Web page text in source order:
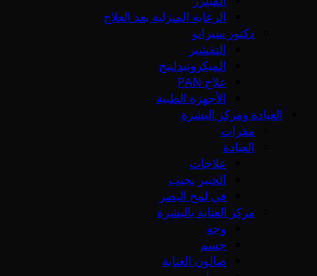
الرعاية المنزلية بعد العلاج
دكتور سيرانو
التقشير
الميكرونيدلينج
علاج PAN
الأجهزة الطبية
العيادة ومركز البشرة
مقرات
العيادة
علاجات
الخبير يجيب
في لمح البصر
مركز العناية بالبشرة
وجه
جسم
صالون العناية